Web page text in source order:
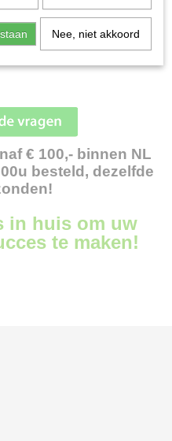
nog geen producten.
€ 100,- binnen NL
besteld, dezelfde
in huis om uw
te maken!
Nee, niet akkoord